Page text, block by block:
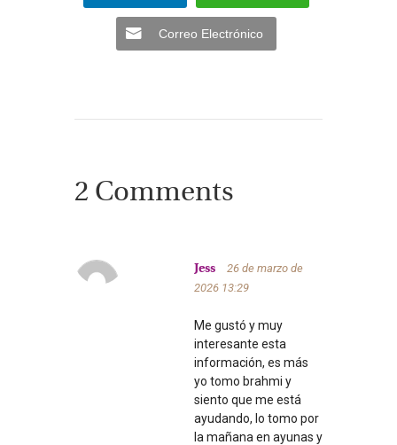
Correo Electrónico
2 Comments
Jess
26 de marzo de
2026 13:29
Me gustó y muy
interesante esta
información, es más
yo tomo brahmi y
siento que me está
ayudando, lo tomo por
la mañana en ayunas y